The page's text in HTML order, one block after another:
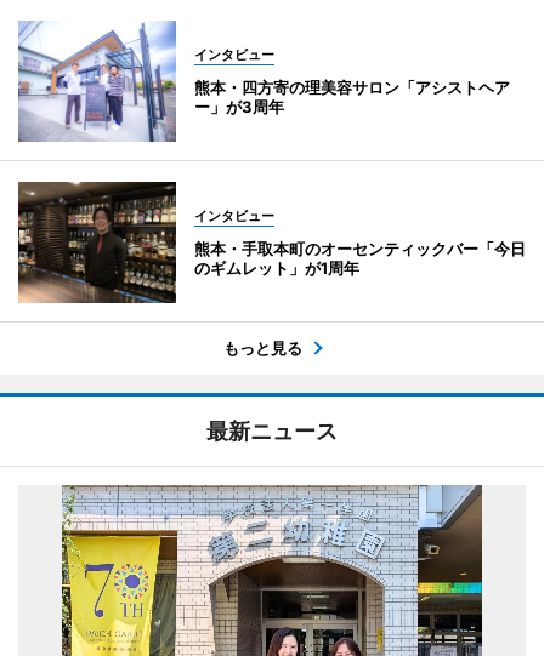
インタビュー
熊本・四方寄の理美容サロン「アシストヘア
ー」が3周年
インタビュー
熊本・手取本町のオーセンティックバー「今日
のギムレット」が1周年
もっと見る
最新ニュース